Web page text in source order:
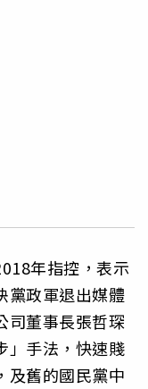
年指控，表示
黨政軍退出媒體
司董事長張哲琛
」手法，快速賤
及舊的國民黨中